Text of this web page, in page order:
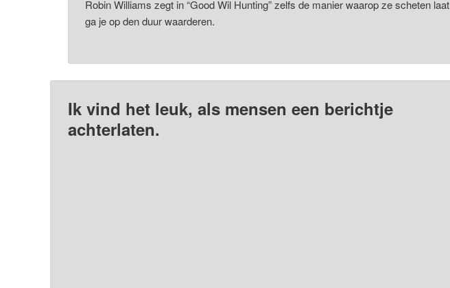
Robin Williams zegt in “Good Wil Hunting” zelfs de manier waarop ze scheten laat
ga je op den duur waarderen.
Ik vind het leuk, als mensen een berichtje
achterlaten.